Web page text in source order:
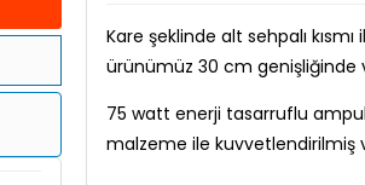
Kare şeklinde alt sehpalı
ürünümüz 30 cm genişliğinde
75 watt enerji tasarruflu
malzeme ile kuvvetlendirilmiş